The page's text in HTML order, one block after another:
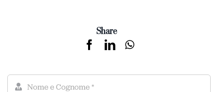
Share